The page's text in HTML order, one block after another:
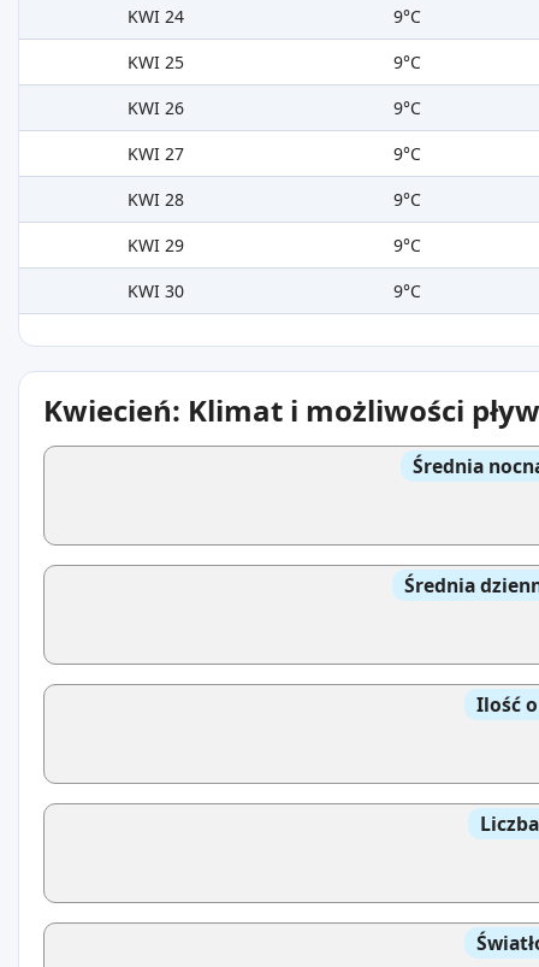
KWI 24
9°C
KWI 25
9°C
KWI 26
9°C
KWI 27
9°C
KWI 28
9°C
KWI 29
9°C
KWI 30
9°C
Kwiecień: Klimat i możliwości
Średnia
Średnia
Ilość